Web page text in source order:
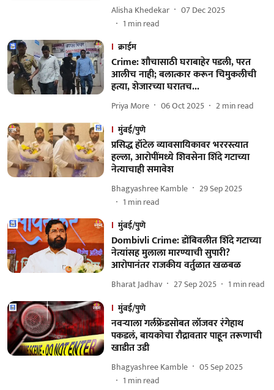
Alisha Khedekar
07 Dec 2025
1 min read
क्राईम
Crime: शौचासाठी घराबाहेर पडली, परत
आलीच नाही; बलात्कार करून चिमुकलीची
हत्या, शेजारच्या घरातच...
Priya More 06 Oct 2025 2min read
मुंबई/पुणे
प्रसिद्ध हॉटेल व्यावसायिकावर भररस्त्यात
हल्ला, आरोपींमध्ये शिवसेना शिंदे गटाच्या
नेत्याचाही समावेश
Bhagyashree Kamble
29 Sep 2025
1 min read
मुंबई/पुणे
Dombivli Crime: डोंबिवलीत शिंदे गटाच्या
नेत्यांसह मुलाला मारण्याची सुपारी?
आरोपानंतर राजकीय वर्तुळात खळबळ
Bharat Jadhav 27 Sep 2025 1 min read
मुंबई/पुणे
नवऱ्याला गर्लफ्रेंडसोबत लॉजवर रंगेहाथ
पकडलं, बायकोचा रौद्रावतार पाहून तरूणाची
खाडीत उडी
Bhagyashree Kamble
05 Sep 2025
1 min read